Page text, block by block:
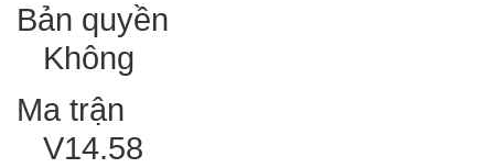
Bản quyền
Không
Ma trận
V14.58